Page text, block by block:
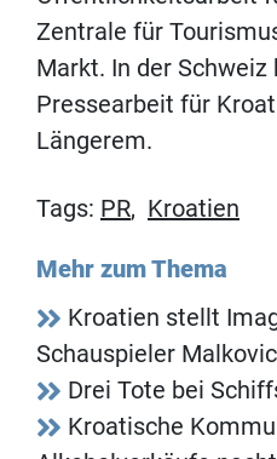
Zentrale für
Markt. In der
Pressearbeit für
Längerem.
Tags: PR, Kroatien
Mehr zum Thema
Kroatien stellt
Schauspieler
Drei Tote bei
Kroatische